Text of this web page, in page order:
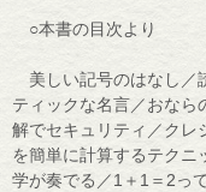
○本書の目次より
美しい記号のはなし／
ティックな名言／おなら
解でセキュリティ／クレ
を簡単に計算するテクニ
学が奏でる／1＋1＝2っ